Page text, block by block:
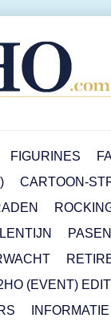
FIGURINES
CARTOON-
PASEN
(EVENT)
INFORMATIE